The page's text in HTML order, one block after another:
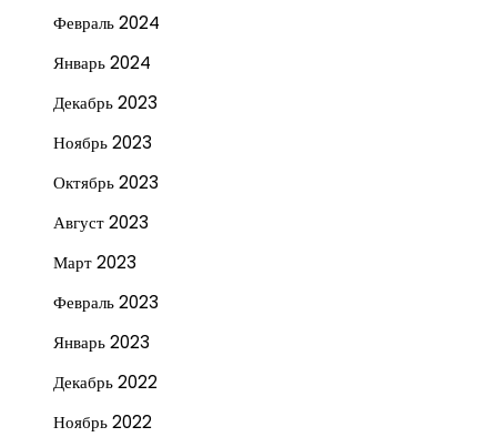
Февраль 2024
Январь 2024
Декабрь 2023
Ноябрь 2023
Октябрь 2023
Август 2023
Март 2023
Февраль 2023
Январь 2023
Декабрь 2022
Ноябрь 2022